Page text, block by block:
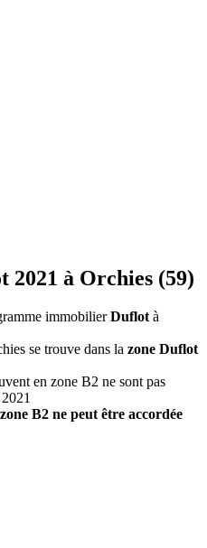
2021 à Orchies (59)
immobilierDuflot à
se trouve dans la zone Duflot
en zone B2 ne sont pas
B2 ne peut être accordée